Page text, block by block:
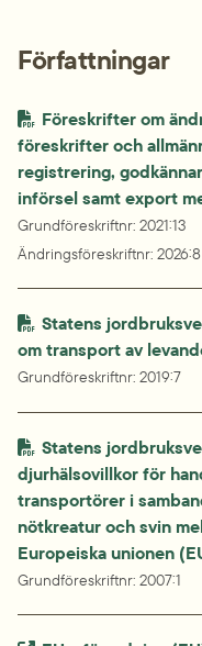
Författningar
Föreskrifter om
föreskrifter och
registrering,
införsel samt export
Grundföreskriftnr: 2021:13
Ändringsföreskriftnr: 2026:8
Statens
om transport av
Grundföreskriftnr: 2019:7
Statens
djurhälsovillkor för
transportörer i
nötkreatur och svin
Europeiska unionen
Grundföreskriftnr: 2007:1